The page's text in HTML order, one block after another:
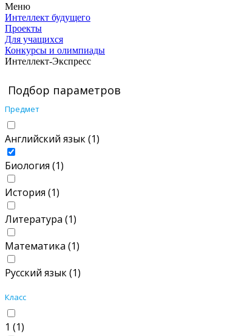
Меню
Интеллект будущего
Проекты
Для учащихся
Конкурсы и олимпиады
Интеллект-Экспресс
Подбор параметров
Предмет
Английский язык (1)
Биология (1)
История (1)
Литература (1)
Математика (1)
Русский язык (1)
Класс
1 (1)